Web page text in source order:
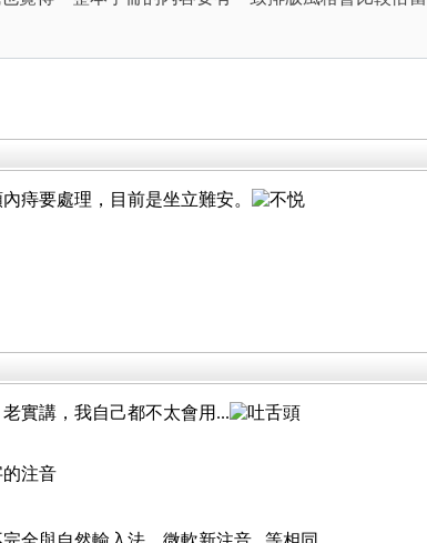
痔要處理，目前是坐立難安。
老實講，我自己都不太會用...
注音